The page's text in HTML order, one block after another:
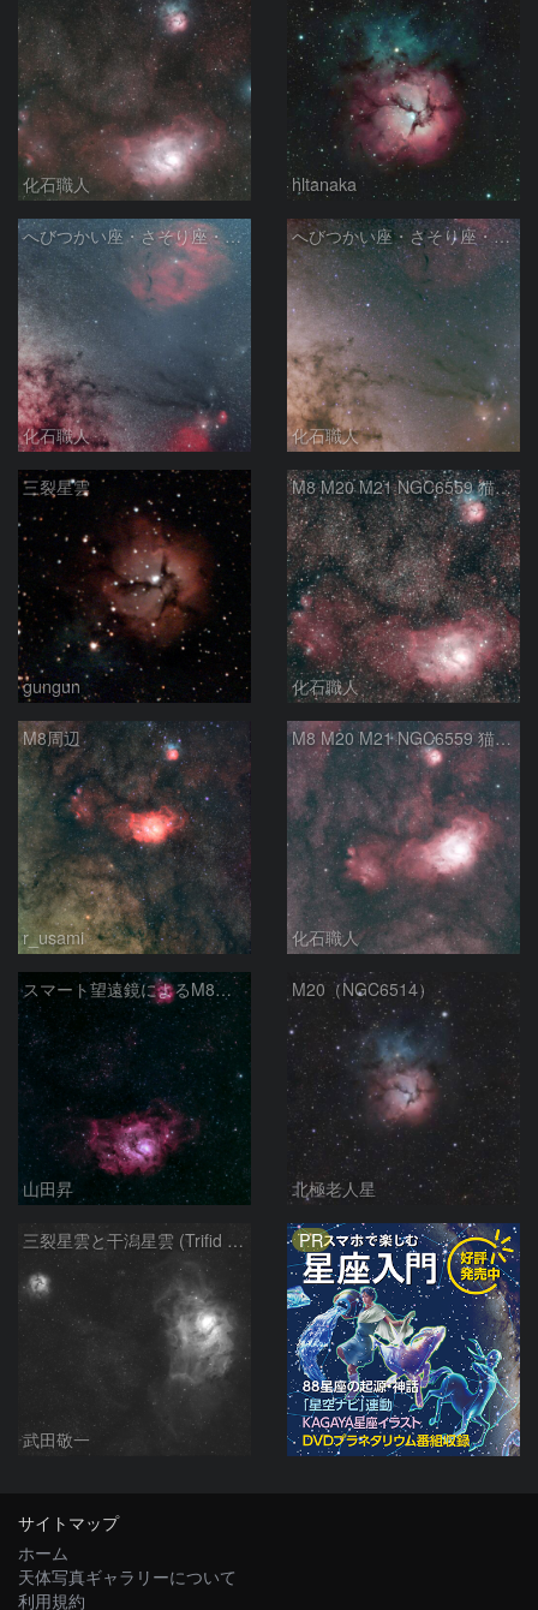
化石職人 hltanaka
へびつかい座・さそり座・いて座と天の川
化石職人
へびつかい座・さそり座・いて座と天の川
化石職人
三裂星雲
gungun
M8 M20 M21 NGC6559 猫の手星雲 いて座
化石職人
M8周辺
r_usami
M8 M20 M21 NGC6559 猫の手星雲 いて座
化石職人
スマート望遠鏡によるM8とM20
山田昇
M20（NGC6514）
北極老人星
三裂星雲と干潟星雲 (Trifid & Lagoon Nebulas)
武田敬一
PR
サイトマップ
ホーム
天体写真ギャラリーについて
利用規約